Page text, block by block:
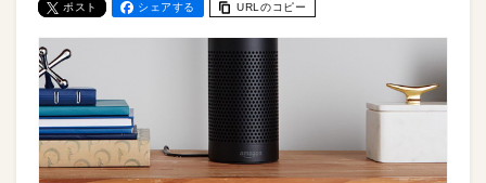
ポスト シェアする URLのコピー